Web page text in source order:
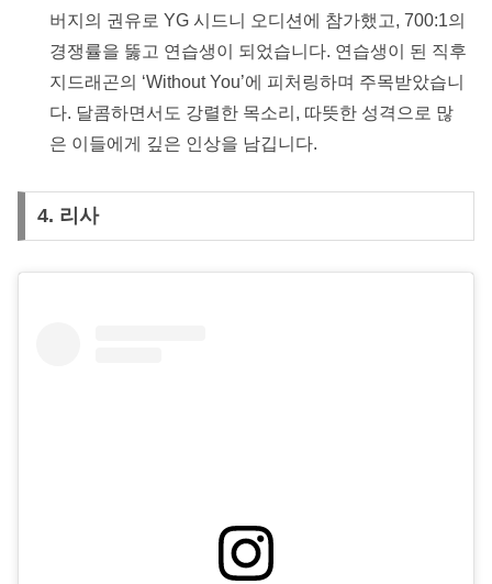
버지의 권유로 YG 시드니 오디션에 참가했고, 700:1의
경쟁률을 뚫고 연습생이 되었습니다. 연습생이 된 직후
지드래곤의 ‘Without You’에 피처링하며 주목받았습니
다. 달콤하면서도 강렬한 목소리, 따뜻한 성격으로 많
은 이들에게 깊은 인상을 남깁니다.
4. 리사